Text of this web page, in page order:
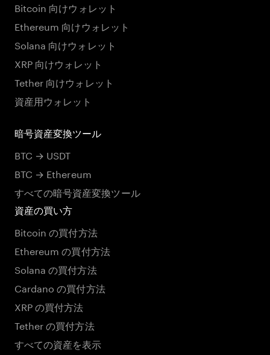
Bitcoin 向けウォレット
Ethereum 向けウォレット
Solana 向けウォレット
XRP 向けウォレット
Tether 向けウォレット
資産用ウォレット
暗号資産変換ツール
BTC → USDT
BTC → Ethereum
すべての暗号資産変換ツール
資産の買い方
Bitcoin の買付方法
Ethereum の買付方法
Solana の買付方法
Cardano の買付方法
XRP の買付方法
Tether の買付方法
すべての資産を表示